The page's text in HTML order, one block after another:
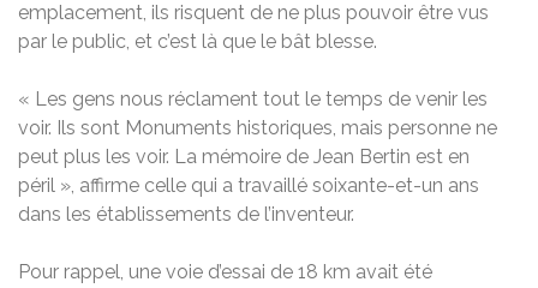
emplacement, ils risquent de ne plus pouvoir être vus
par le public, et c’est là que le bât blesse.
« Les gens nous réclament tout le temps de venir les
voir. Ils sont Monuments historiques, mais personne ne
peut plus les voir. La mémoire de Jean Bertin est en
péril », affirme celle qui a travaillé soixante-et-un ans
dans les établissements de l’inventeur.
Pour rappel, une voie d’essai de 18 km avait été